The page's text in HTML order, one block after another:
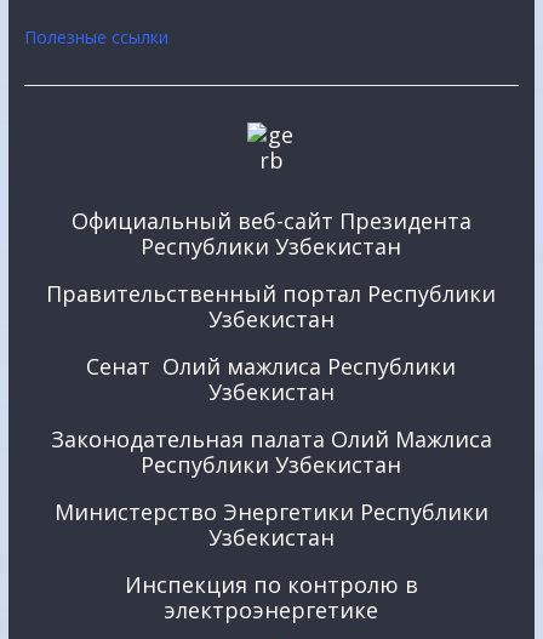
Полезные ссылки
Официальный веб-сайт Президента
Республики Узбекистан
Правительственный портал Республики
Узбекистан
Сенат Олий мажлиса Республики
Узбекистан
Законодательная палата Олий Мажлиса
Республики Узбекистан
Министерство Энергетики Республики
Узбекистан
Инспекция по контролю в
электроэнергетике